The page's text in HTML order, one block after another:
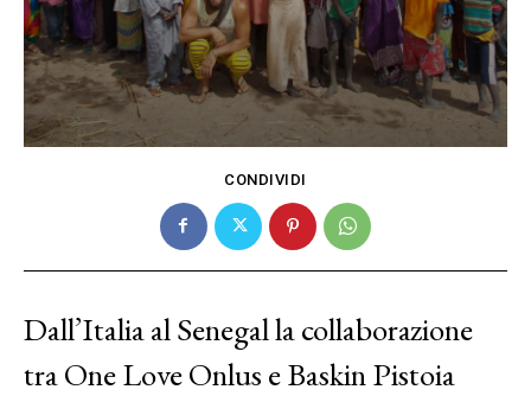
CONDIVIDI
Dall’Italia al Senegal la collaborazione
tra One Love Onlus e Baskin Pistoia